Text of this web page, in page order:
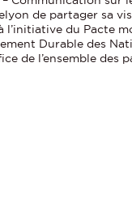
de partager sa
du Pacte
Durable des
de l’ensemble des